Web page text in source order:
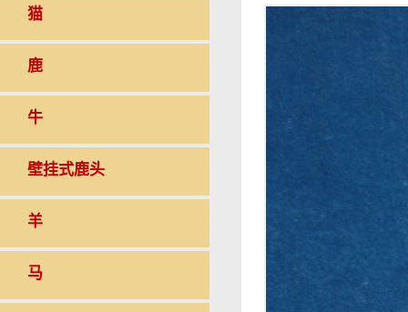
猫
鹿
牛
壁挂式鹿头
羊
马